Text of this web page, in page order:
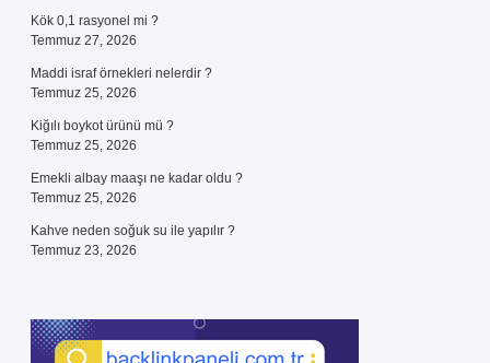
Kök 0,1 rasyonel mi ?
Temmuz 27, 2026
Maddi israf örnekleri nelerdir ?
Temmuz 25, 2026
Kiğılı boykot ürünü mü ?
Temmuz 25, 2026
Emekli albay maaşı ne kadar oldu ?
Temmuz 25, 2026
Kahve neden soğuk su ile yapılır ?
Temmuz 23, 2026